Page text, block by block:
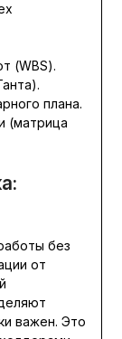
(WBS).
плана.
(матрица
без
от
важен. Это